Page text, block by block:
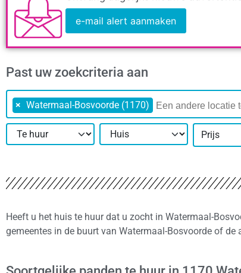
e-mail alert aanmaken
Past uw zoekcriteria aan
× Watermaal-Bosvoorde (1170)
Prijs
Heeft u het huis te huur dat u zocht in Watermaal-
gemeentes in de buurt van Watermaal-Bosvoorde of